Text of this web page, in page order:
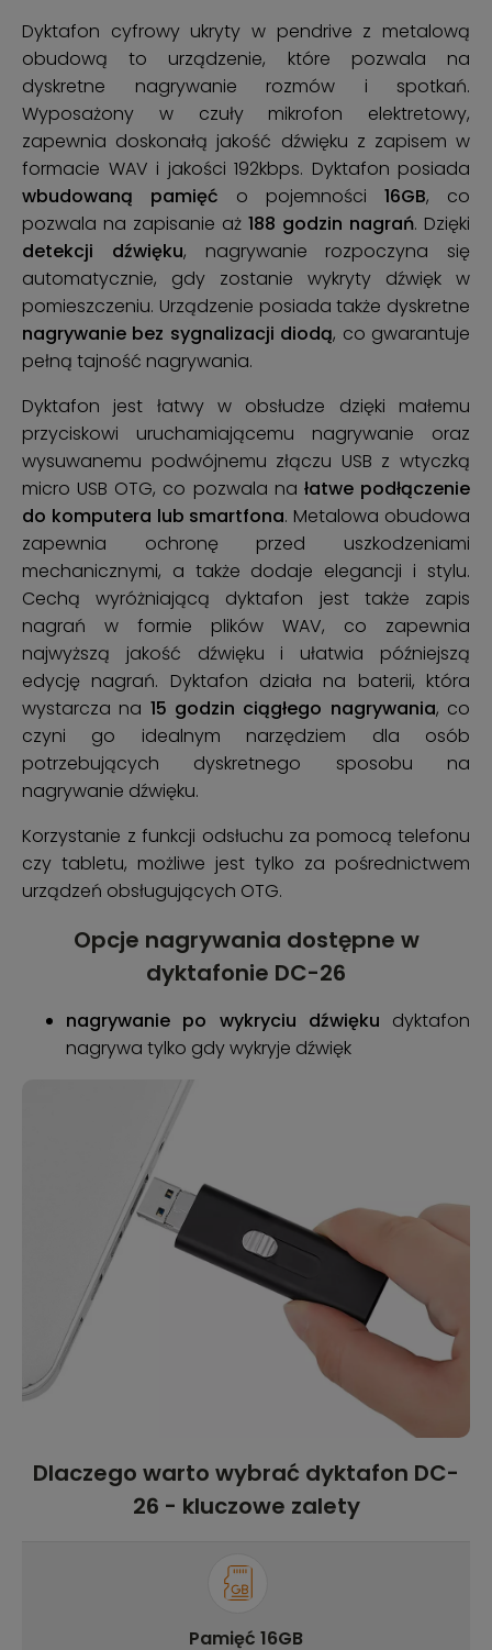
Dyktafon cyfrowy ukryty w pendrive z metalową
obudową to urządzenie, które pozwala na
dyskretne nagrywanie rozmów i spotkań.
Wyposażony w czuły mikrofon elektretowy,
zapewnia doskonałą jakość dźwięku z zapisem w
formacie WAV i jakości 192kbps. Dyktafon posiada
wbudowaną pamięć o pojemności 16GB, co
pozwala na zapisanie aż 188 godzin nagrań. Dzięki
detekcji dźwięku, nagrywanie rozpoczyna się
automatycznie, gdy zostanie wykryty dźwięk w
pomieszczeniu. Urządzenie posiada także dyskretne
nagrywanie bez sygnalizacji diodą, co gwarantuje
pełną tajność nagrywania.
Dyktafon jest łatwy w obsłudze dzięki małemu
przyciskowi uruchamiającemu nagrywanie oraz
wysuwanemu podwójnemu złączu USB z wtyczką
micro USB OTG, co pozwala na łatwe podłączenie
do komputera lub smartfona. Metalowa obudowa
zapewnia ochronę przed uszkodzeniami
mechanicznymi, a także dodaje elegancji i stylu.
Cechą wyróżniającą dyktafon jest także zapis
nagrań w formie plików WAV, co zapewnia
najwyższą jakość dźwięku i ułatwia późniejszą
edycję nagrań. Dyktafon działa na baterii, która
wystarcza na 15 godzin ciągłego nagrywania, co
czyni go idealnym narzędziem dla osób
potrzebujących dyskretnego sposobu na
nagrywanie dźwięku.
Korzystanie z funkcji odsłuchu za pomocą telefonu
czy tabletu, możliwe jest tylko za pośrednictwem
urządzeń obsługujących OTG.
Opcje nagrywania dostępne w
dyktafonie DC-26
nagrywanie po wykryciu dźwięku dyktafon
nagrywa tylko gdy wykryje dźwięk
Dlaczego warto wybrać dyktafon DC-
26 - kluczowe zalety
Pamięć 16GB